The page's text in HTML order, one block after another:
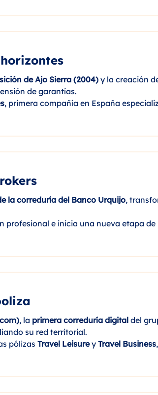
de Ajo Sierra (2004)y la creación
de garantías.
, primera compañía en España
la correduría del Banco Urquijo,
profesional e inicia una nueva etapa de
, la primera correduría digital del
su red territorial.
pólizas Travel Leisurey Travel Business,